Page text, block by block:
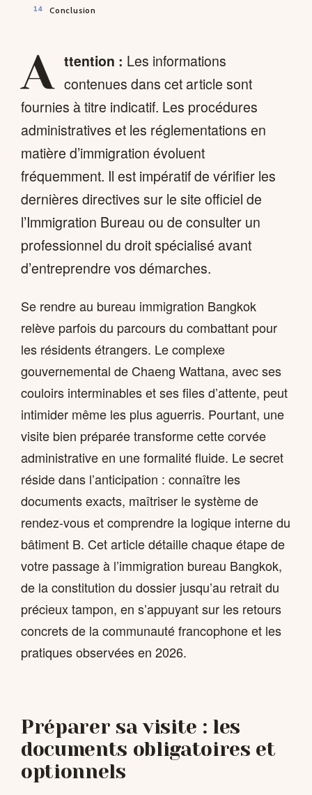
Conclusion
A ttention : Les informations
contenues dans cet article sont
fournies à titre indicatif. Les procédures
administratives et les réglementations en
matière d’immigration évoluent
fréquemment. Il est impératif de vérifier les
dernières directives sur le site officiel de
l’Immigration Bureau ou de consulter un
professionnel du droit spécialisé avant
d’entreprendre vos démarches.
Se rendre au bureau immigration Bangkok
relève parfois du parcours du combattant pour
les résidents étrangers. Le complexe
gouvernemental de Chaeng Wattana, avec ses
couloirs interminables et ses files d’attente, peut
intimider même les plus aguerris. Pourtant, une
visite bien préparée transforme cette corvée
administrative en une formalité fluide. Le secret
réside dans l’anticipation : connaître les
documents exacts, maîtriser le système de
rendez-vous et comprendre la logique interne du
bâtiment B. Cet article détaille chaque étape de
votre passage à l’immigration bureau Bangkok,
de la constitution du dossier jusqu’au retrait du
précieux tampon, en s’appuyant sur les retours
concrets de la communauté francophone et les
pratiques observées en 2026.
Préparer sa visite : les
documents obligatoires et
optionnels